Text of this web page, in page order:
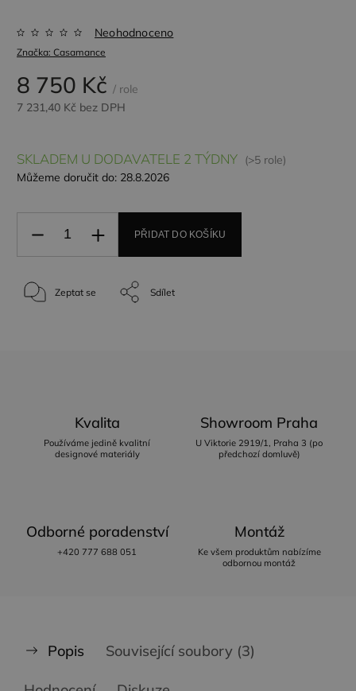
Značka: Casamance
Neohodnoceno
8 750 Kč / role
7 231,40 Kč bez DPH
SKLADEM U DODAVATELE 2 TÝDNY (>5 role)
Můžeme doručit do: 28.8.2026
PŘIDAT DO KOŠÍKU
Zeptat se Sdílet
Kvalita
Používáme jedině kvalitní
designové materiály
Showroom Praha
U Viktorie 2919/1, Praha 3 (po
předchozí domluvě)
Odborné poradenství
+420 777 688 051
Montáž
Ke všem produktům nabízíme
odbornou montáž
Popis Související soubory (3)